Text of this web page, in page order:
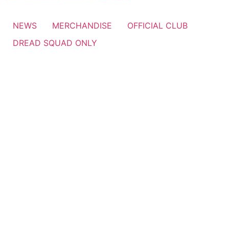
NEWS MERCHANDISE
OFFICIAL CLUB
DREAD SQUAD ONLY